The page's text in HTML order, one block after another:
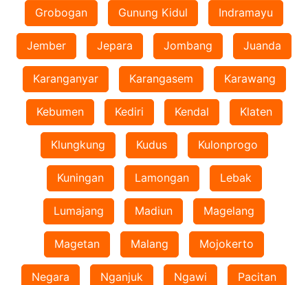
Grobogan Gunung Kidul Indramayu
Jember Jepara Jombang Juanda
Karanganyar Karangasem Karawang
Kebumen Kediri Kendal Klaten
Klungkung Kudus Kulonprogo
Kuningan Lamongan Lebak
Lumajang Madiun Magelang
Magetan Malang Mojokerto
Negara Nganjuk Ngawi Pacitan